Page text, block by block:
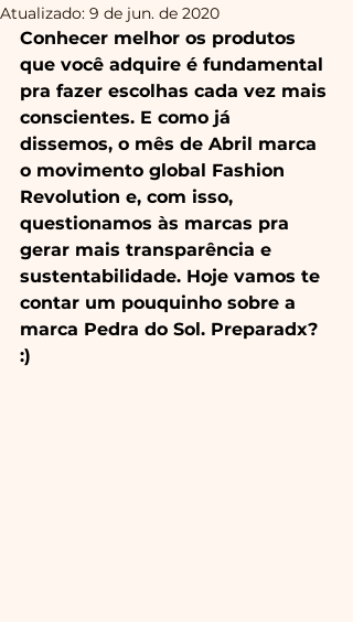
Atualizado: 9 de jun. de 2020
Conhecer melhor os produtos
que você adquire é fundamental
pra fazer escolhas cada vez mais
conscientes. E como já
dissemos, o mês de Abril marca
o movimento global Fashion
Revolution e, com isso,
questionamos às marcas pra
gerar mais transparência e
sustentabilidade. Hoje vamos te
contar um pouquinho sobre a
marca Pedra do Sol. Preparadx?
:)